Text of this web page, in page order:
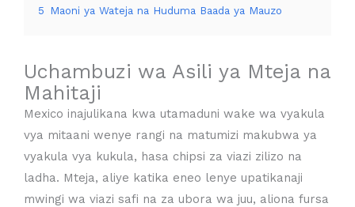
5 Maoni ya Wateja na Huduma Baada ya Mauzo
Uchambuzi wa Asili ya Mteja na
Mahitaji
Mexico inajulikana kwa utamaduni wake wa vyakula
vya mitaani wenye rangi na matumizi makubwa ya
vyakula vya kukula, hasa chipsi za viazi zilizo na
ladha. Mteja, aliye katika eneo lenye upatikanaji
mwingi wa viazi safi na za ubora wa juu, aliona fursa